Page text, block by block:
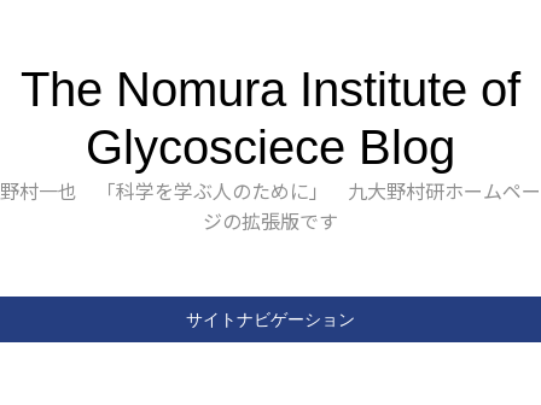
The Nomura Institute of
Glycosciece Blog
野村一也 「科学を学ぶ人のために」 九大野村研ホームペー
ジの拡張版です
サイトナビゲーション